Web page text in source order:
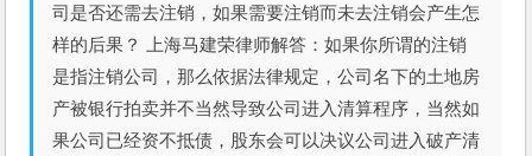
司是否还需去注销，如果需要注销而未去注销会产生怎
样的后果？ 上海马建荣律师解答：如果你所谓的注销
是指注销公司，那么依据法律规定，公司名下的土地房
产被银行拍卖并不当然导致公司进入清算程序，当然如
果公司已经资不抵债，股东会可以决议公司进入破产清